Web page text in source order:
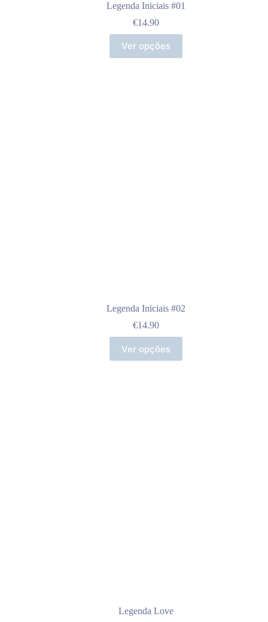
Legenda Iniciais #01
€14.90
Ver opções
Legenda Iniciais #02
€14.90
Ver opções
Legenda Love